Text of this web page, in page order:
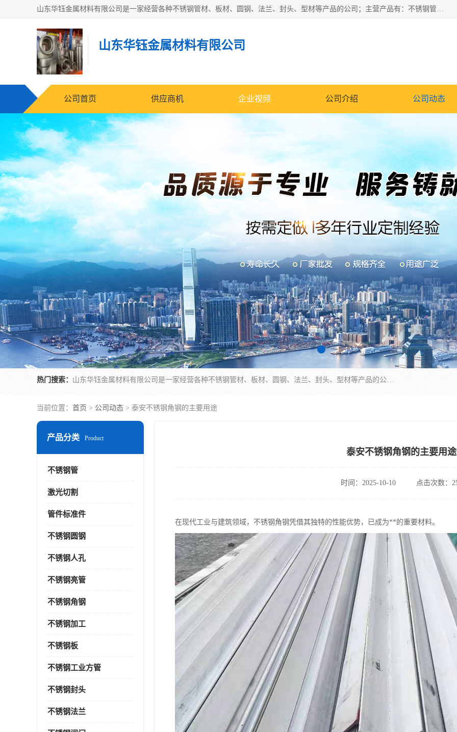
山东华钰金属材料有限公司是一家经营各种不锈钢管材、板材、圆钢、法兰、封头、型材等产品的公司；主营产品有：不锈钢管，激光切割，管件标准件，不锈钢圆钢，不锈钢人孔，不锈钢亮管，不锈钢角钢，不锈钢加工，不锈钢管子，不锈钢工业方管，不锈钢封头，不锈钢法兰，不锈钢阀门，不锈钢槽钢，不锈钢扁钢，不锈钢板等；可为客户制作各种规格的型材及不锈钢配件、非标准件及各种容器具等，能满足客户的不同采购要求。
山东华钰金属材料有限公司
公司首页 供应商机 企业视频 公司介绍 公司动态
热门搜索： 山东华钰金属材料有限公司是一家经营各种不锈钢管材、板材、圆钢、法兰、封头、型材等产品的公司；主营产品有：不锈钢管，激光切割，管件标准件，不锈钢圆钢，不锈钢人孔，不锈钢亮管，不锈钢角钢，不锈钢加工，不锈钢管子，不锈钢工业方管，不锈钢封头，不锈钢法兰，不锈钢阀门，不锈钢槽钢，不锈钢扁钢，不锈钢板等；可为客户制作各种规格的型材及不锈钢配件、非标准件及各种容器具等，能满足客户的不同采购要求。
当前位置： 首页 > 公司动态 > 泰安不锈钢角钢的主要用途
产品分类 Product
不锈钢管
激光切割
管件标准件
不锈钢圆钢
不锈钢人孔
不锈钢亮管
不锈钢角钢
不锈钢加工
不锈钢板
不锈钢工业方管
不锈钢封头
不锈钢法兰
泰安不锈钢角钢的主要用途
时间：2025-10-10 点击次数：
在现代工业与建筑领域，不锈钢角钢凭借其独特的性能优势，已成为**的重要材料。